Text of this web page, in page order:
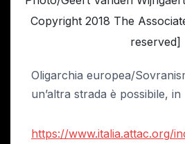
Copyright 2018 The
reserved]
Oligarchia europea/
un’altra strada è possibile, in
https://www.italia.attac.org/